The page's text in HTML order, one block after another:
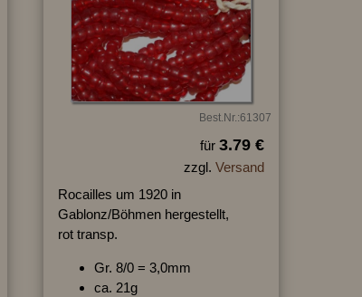
Best.Nr.:61307
für 3.79 €
zzgl. Versand
Rocailles um 1920 in
Gablonz/Böhmen hergestellt,
rot transp.
Gr. 8/0 = 3,0mm
ca. 21g